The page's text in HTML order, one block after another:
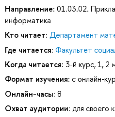
Направление: 01.03.02.
информатика
Кто читает: Департамент
Где читается: Факультет
Когда читается: 3-й курс, 1, 2
Формат изучения: с онлайн-
Онлайн-часы: 8
Охват аудитории: для своего